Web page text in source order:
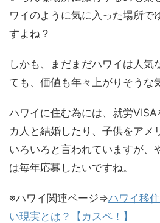
ワイのように気に入った場所で
すよね？
しかも、まだまだハワイは人気
ても、価値も年々上がりそうな
ハワイに住む為には、就労VISA
カ人と結婚したり、子供をアメ
いろいろと言われていますが、
は毎年応募したいですね。
※ハワイ関連ページ⇒ハワイ移
い現実とは？【カスペ！】